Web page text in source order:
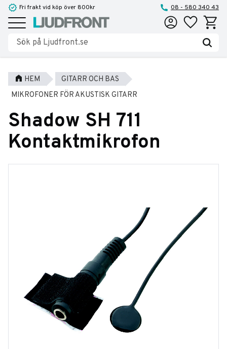
Meny
Fri frakt vid köp över 800kr 08 - 580 340 43
Favoriter
HEM
GITARR OCH BAS
MIKROFONER FÖR AKUSTISK GITARR
Shadow SH 711
Kontaktmikrofon